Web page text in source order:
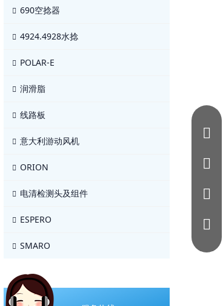
690空捻器
4924.4928水捻
POLAR-E
润滑脂
线路板
意大利游动风机
ORION
电清检测头及组件
ESPERO
SMARO